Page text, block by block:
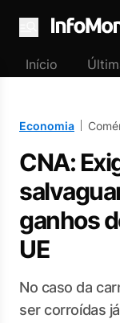
Menu
Início
Economia
CNA:
ganhos
UE
No caso da
ser corroídas